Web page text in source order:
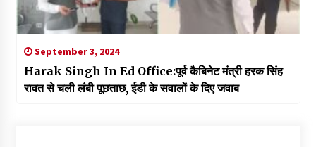
September 3, 2024
Harak Singh In Ed Office:पूर्व कैबिनेट मंत्री हरक सिंह
रावत से चली लंबी पूछताछ, ईडी के सवालों के दिए जवाब